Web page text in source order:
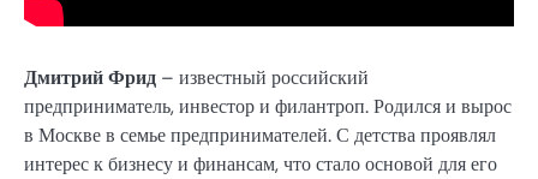
Дмитрий Фрид – известный российский
предприниматель, инвестор и филантроп. Родился и вырос
в Москве в семье предпринимателей. С детства проявлял
интерес к бизнесу и финансам, что стало основой для его